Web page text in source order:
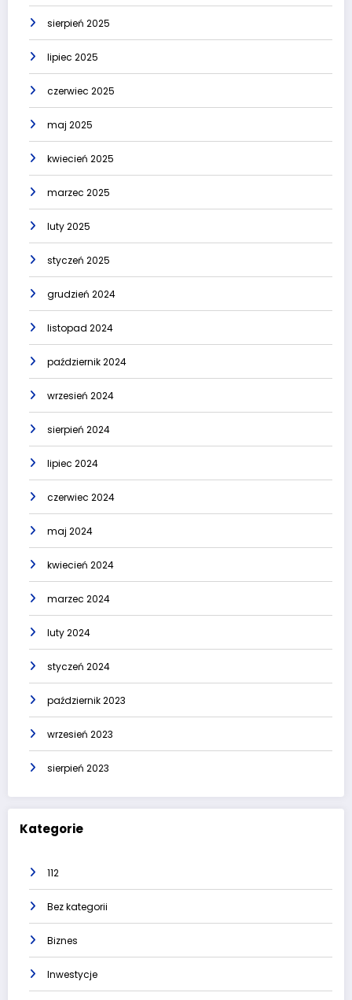
sierpień 2025
lipiec 2025
czerwiec 2025
maj 2025
kwiecień 2025
marzec 2025
luty 2025
styczeń 2025
grudzień 2024
listopad 2024
październik 2024
wrzesień 2024
sierpień 2024
lipiec 2024
czerwiec 2024
maj 2024
kwiecień 2024
marzec 2024
luty 2024
styczeń 2024
październik 2023
wrzesień 2023
sierpień 2023
Kategorie
112
Bez kategorii
Biznes
Inwestycje